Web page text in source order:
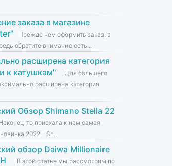
заказа в магазине
Прежде чем оформить заказ, в
обратите внимание есть...
расширена категория
к катушкам''
Для большего
расширена категория
Обзор Shimano Stella 22
то приехала к нам самая
2022 – Sh...
обзор Daiwa Millionaire
В этой статье мы рассмотрим по